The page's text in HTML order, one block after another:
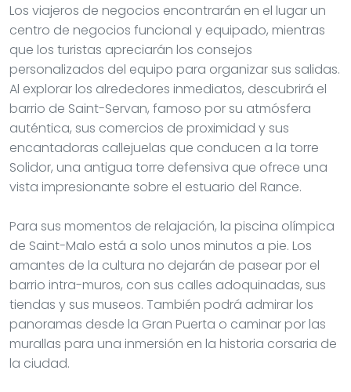
Los viajeros de negocios encontrarán en el lugar un
centro de negocios funcional y equipado, mientras
que los turistas apreciarán los consejos
personalizados del equipo para organizar sus salidas.
Al explorar los alrededores inmediatos, descubrirá el
barrio de Saint-Servan, famoso por su atmósfera
auténtica, sus comercios de proximidad y sus
encantadoras callejuelas que conducen a la torre
Solidor, una antigua torre defensiva que ofrece una
vista impresionante sobre el estuario del Rance.
Para sus momentos de relajación, la piscina olímpica
de Saint-Malo está a solo unos minutos a pie. Los
amantes de la cultura no dejarán de pasear por el
barrio intra-muros, con sus calles adoquinadas, sus
tiendas y sus museos. También podrá admirar los
panoramas desde la Gran Puerta o caminar por las
murallas para una inmersión en la historia corsaria de
la ciudad.